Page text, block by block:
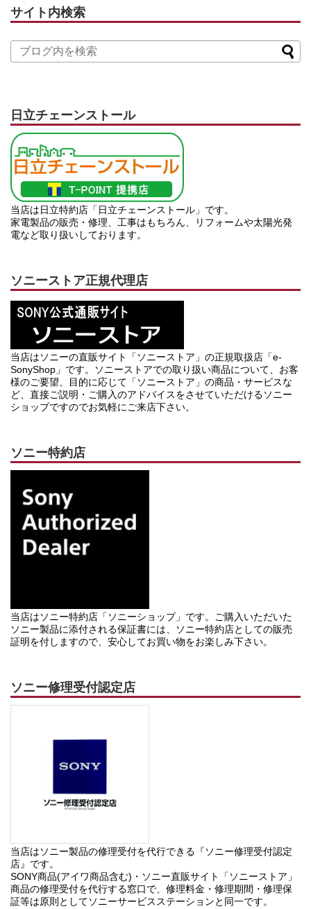
サイト内検索
日立チェーンストール
当店は日立特約店「日立チェーンストール」です。
家電製品の販売・修理、工事はもちろん、リフォームや太陽光発
電など取り扱いしております。
ソニーストア正規代理店
当店はソニーの直販サイト「ソニーストア」の正規取扱店「e-
SonyShop」です。ソニーストアでの取り扱い商品について、お客
様のご要望、目的に応じて「ソニーストア」の商品・サービスな
ど、直接ご説明・ご購入のアドバイスをさせていただけるソニー
ショップですのでお気軽にご来店下さい。
ソニー特約店
当店はソニー特約店「ソニーショップ」です。ご購入いただいた
ソニー製品に添付される保証書には、ソニー特約店としての販売
証明を付しますので、安心してお買い物をお楽しみ下さい。
ソニー修理受付認定店
当店はソニー製品の修理受付を代行できる『ソニー修理受付認定
店』です。
SONY商品(アイワ商品含む)・ソニー直販サイト「ソニーストア」
商品の修理受付を代行する窓口で、修理料金・修理期間・修理保
証等は原則としてソニーサービスステーションと同一です。